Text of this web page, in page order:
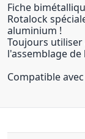
Fiche
Rotalock
aluminium !
Toujours utiliser
l'assemblage de
Compatible